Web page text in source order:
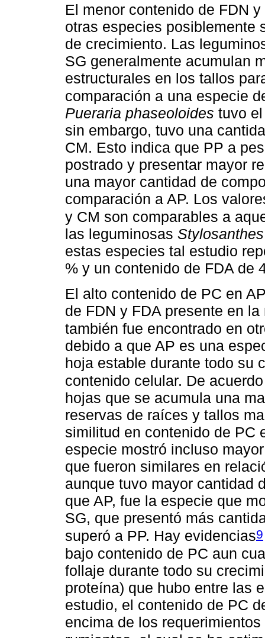
El menor contenido de FDN
otras especies posiblemente
de crecimiento. Las
SG generalmente acumulan
estructurales en los tallos
comparación a una especie
Pueraria phaseoloides tuvo
sin embargo, tuvo una
CM. Esto indica que PP a
postrado y presentar mayor
una mayor cantidad de
comparación a AP. Los
y CM son comparables a
las leguminosas
estas especies tal estudio
% y un contenido de FDA de
El alto contenido de PC en
de FDN y FDA presente en
también fue encontrado en
debido a que AP es una
hoja estable durante todo su
contenido celular. De
hojas que se acumula una
reservas de raíces y tallos
similitud en contenido de PC
especie mostró incluso
que fueron similares en
aunque tuvo mayor cantidad
que AP, fue la especie que
SG, que presentó más
superó a PP. Hay evidencias9
bajo contenido de PC aun
follaje durante todo su
proteína) que hubo entre las
estudio, el contenido de PC
encima de los